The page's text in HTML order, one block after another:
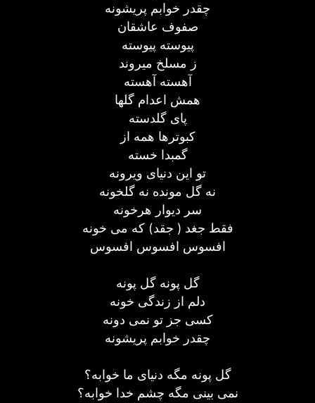
چقدر خوابم پریشونه
صفوف عاشقان
پیوسته پیوسته
ز مسلخ میروند
آهسته آهسته
همش اعدام گلها
پای گلدسته
کبوترها همه از
گمبدا خسته
تو این دنیای ویرونه
نه گل مونده نه گلخونه
سر دیوار هرخونه
فقط جغد ( جقد) که می خونه
افسوس افسوس افسوس
گل پونه گل پونه
دلم از زندگی خونه
کسی جز تو نمی دونه
چقدر خوابم پریشونه
گل پونه مگه دنیای ما خوابه؟
نمی بینی مگه چشم خدا خوابه؟